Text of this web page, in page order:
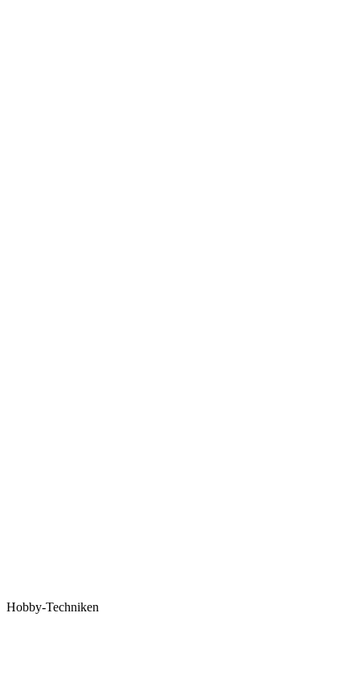
Hobby-Techniken